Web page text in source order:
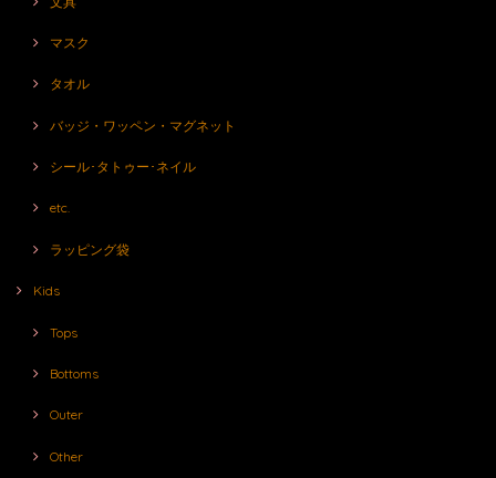
マスク
タオル
バッジ・ワッペン・マグネット
シール･タトゥー･ネイル
etc.
ラッピング袋
Kids
Tops
Bottoms
Outer
Other